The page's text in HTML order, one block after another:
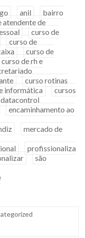
anil
bairro
atendente de
curso de
curso de
curso de
curso de rh e
curso rotinas
informática
cursos
datacontrol
encaminhamento ao
mercado de
profissionaliza
são